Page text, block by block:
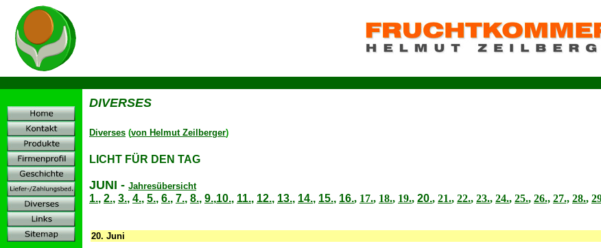
DIVERSES
Diverses (von Helmut Zeilberger)
LICHT FÜR DEN TAG
JUNI - Jahresübersicht
1., 2., 3., 4., 5., 6., 7., 8., 9.,10., 11., 12., 13., 14., 15., 16., 17., 18., 19., 20., 21., 22., 23., 24., 25., 26., 27., 28.,
20. Juni